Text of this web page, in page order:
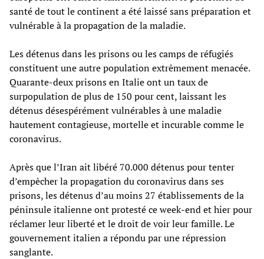
santé de tout le continent a été laissé sans préparation et
vulnérable à la propagation de la maladie.
Les détenus dans les prisons ou les camps de réfugiés
constituent une autre population extrêmement menacée.
Quarante-deux prisons en Italie ont un taux de
surpopulation de plus de 150 pour cent, laissant les
détenus désespérément vulnérables à une maladie
hautement contagieuse, mortelle et incurable comme le
coronavirus.
Après que l’Iran ait libéré 70.000 détenus pour tenter
d’empêcher la propagation du coronavirus dans ses
prisons, les détenus d’au moins 27 établissements de la
péninsule italienne ont protesté ce week-end et hier pour
réclamer leur liberté et le droit de voir leur famille. Le
gouvernement italien a répondu par une répression
sanglante.